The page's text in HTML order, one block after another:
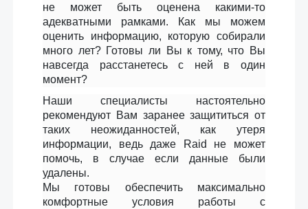
не может быть оценена какими-то
адекватными рамками. Как мы можем
оценить информацию, которую собирали
много лет? Готовы ли Вы к тому, что Вы
навсегда расстанетесь с ней в один
момент?
Наши специалисты настоятельно
рекомендуют Вам заранее защититься от
таких неожиданностей, как утеря
информации, ведь даже Raid не может
помочь, в случае если данные были
удалены.
Мы готовы обеспечить максимально
комфортные условия работы с